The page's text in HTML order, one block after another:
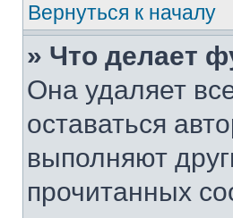
Вернуться к началу
» Что делает
Она удаляет
оставаться
выполняют
прочитанных